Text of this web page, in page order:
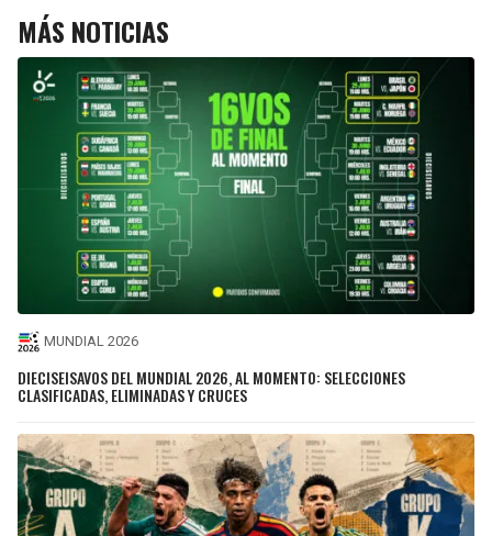
MÁS NOTICIAS
MUNDIAL 2026
DIECISEISAVOS DEL MUNDIAL 2026, AL MOMENTO: SELECCIONES
CLASIFICADAS, ELIMINADAS Y CRUCES